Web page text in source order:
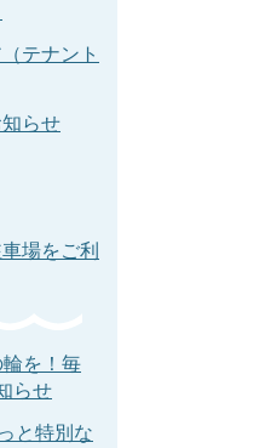
テナント
らせ
場をご利
を！毎
らせ
と特別な